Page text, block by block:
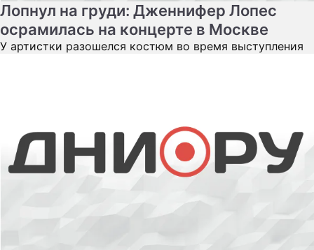
Лопнул на груди: Дженнифер Лопес
осрамилась на концерте в Москве
У артистки разошелся костюм во время выступления